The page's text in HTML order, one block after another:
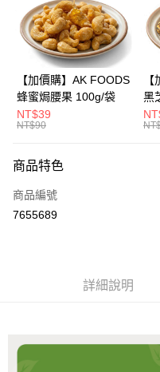
合作金庫商業銀行
華南商業銀行
上海商業儲蓄銀行
國泰世華商業銀行
臺灣中小企業銀行
匯豐（台灣）商業銀行
聯邦商業銀行
元大商業銀行
台灣樂天信用卡公司
超商取貨付款
LINE Pay
Apple Pay
街口支付
悠遊付
AFTEE先享後付
【關於「AFTEE先享後付」】
AFTEE先享後付是「在收到商品
３．收到繳費通知簡訊後14天
ATM／網路銀行／等多元方式
每筆NT$60，滿NT$399(含以
每筆NT$60，滿NT$399(含
【加價購】AK FOODS
蜂蜜焗腰果 100g/袋
NT$39
NT$90
黑
商品特色
商品編號
7655689
詳細說明